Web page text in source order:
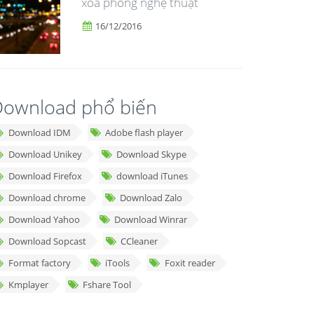
16/12/2016
phổ biến
Download IDM
Adobe flash player
Download Unikey
Download Skype
Download Firefox
download iTunes
Download chrome
Download Zalo
Download Yahoo
Download Winrar
Download Sopcast
CCleaner
Format factory
iTools
Foxit reader
Kmplayer
Fshare Tool